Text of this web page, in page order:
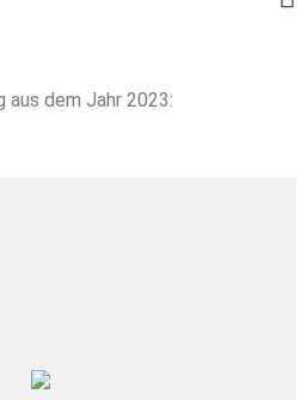
dem Jahr 2023: